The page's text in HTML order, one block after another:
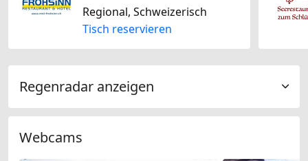
Regional, Schweizerisch
Tisch reservieren
Regenradar anzeigen
Webcams